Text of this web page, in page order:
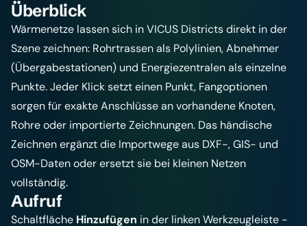
Überblick
Wärmenetze lassen sich in VICUS Districts direkt in der
Szene zeichnen: Rohrtrassen als Polylinien, Abnehmer
(Übergabestationen) und Energiezentralen als einzelne
Punkte. Jeder Klick setzt einen Punkt, Fangoptionen
sorgen für exakte Anschlüsse an vorhandene Knoten,
Rohre oder importierte Zeichnungen. Das händische
Zeichnen ergänzt die Importwege aus DXF-, GIS- und
OSM-Daten oder ersetzt sie bei kleinen Netzen
vollständig.
Aufruf
Schaltfläche Hinzufügen in der linken Werkzeugleiste -